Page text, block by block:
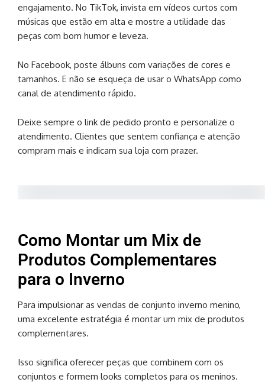
engajamento. No TikTok, invista em vídeos curtos com
músicas que estão em alta e mostre a utilidade das
peças com bom humor e leveza.
No Facebook, poste álbuns com variações de cores e
tamanhos. E não se esqueça de usar o WhatsApp como
canal de atendimento rápido.
Deixe sempre o link de pedido pronto e personalize o
atendimento. Clientes que sentem confiança e atenção
compram mais e indicam sua loja com prazer.
Como Montar um Mix de
Produtos Complementares
para o Inverno
Para impulsionar as vendas de conjunto inverno menino,
uma excelente estratégia é montar um mix de produtos
complementares.
Isso significa oferecer peças que combinem com os
conjuntos e formem looks completos para os meninos.